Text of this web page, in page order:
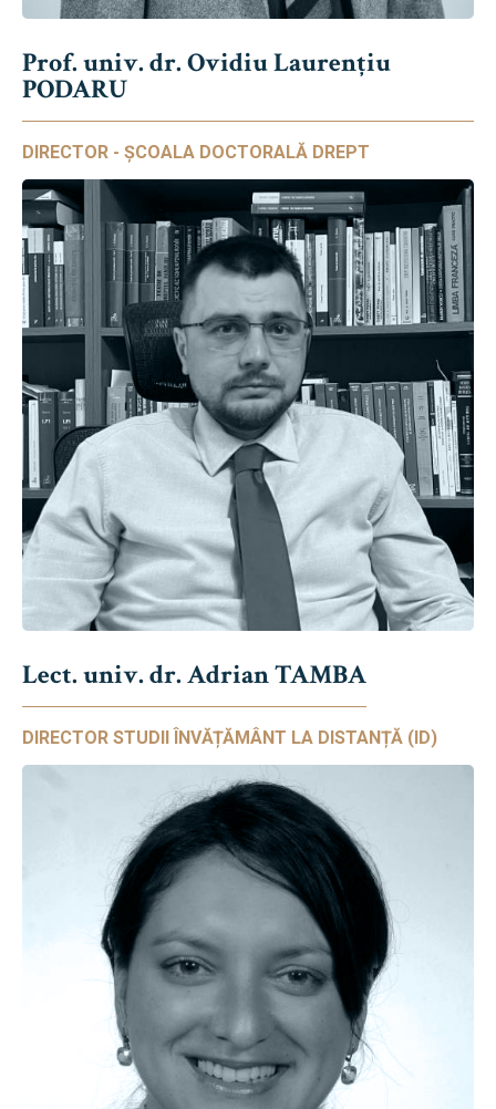
Prof. univ. dr. Ovidiu Laurențiu
PODARU
DIRECTOR - ȘCOALA DOCTORALĂ DREPT
Lect. univ. dr. Adrian TAMBA
DIRECTOR STUDII ÎNVĂȚĂMÂNT LA DISTANȚĂ (ID)